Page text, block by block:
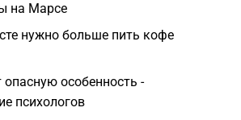
на Марсе
нужно больше пить кофе
опасную особенность -
психологов